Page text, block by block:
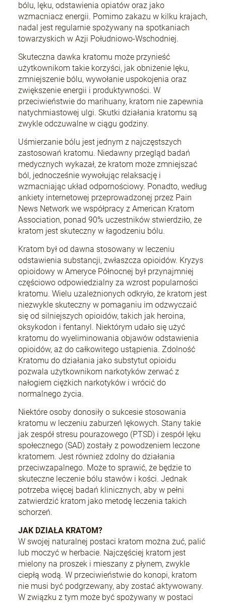
+Speed Auto
19,80 zł
DO KOSZYKA
bólu, lęku, odstawienia opiatów oraz jako
wzmacniacz energii. Pomimo zakazu w kilku krajach,
nadal jest regularnie spożywany na spotkaniach
towarzyskich w Azji Południowo-Wschodniej.
Skuteczna dawka kratomu może przynieść
użytkownikom takie korzyści, jak obniżenie lęku,
zmniejszenie bólu, wywołanie uspokojenia oraz
zwiększenie energii i produktywności. W
przeciwieństwie do marihuany, kratom nie zapewnia
natychmiastowej ulgi. Skutki działania kratomu są
zwykle odczuwalne w ciągu godziny.
Uśmierzanie bólu jest jednym z najczęstszych
zastosowań kratomu. Niedawny przegląd badań
medycznych wykazał, że kratom może zmniejszać
ból, jednocześnie wywołując relaksację i
wzmacniając układ odpornościowy. Ponadto, według
ankiety internetowej przeprowadzonej przez Pain
News Network we współpracy z American Kratom
Association, ponad 90% uczestników stwierdziło, że
kratom jest skuteczny w łagodzeniu bólu.
Kratom był od dawna stosowany w leczeniu
odstawienia substancji, zwłaszcza opioidów. Kryzys
opioidowy w Ameryce Północnej był przynajmniej
częściowo odpowiedzialny za wzrost popularności
kratomu. Wielu uzależnionych odkryło, że kratom jest
niezwykle skuteczny w pomaganiu im odzwyczaić
się od silniejszych opioidów, takich jak heroina,
oksykodon i fentanyl. Niektórym udało się użyć
kratomu do wyeliminowania objawów odstawienia
opioidów, aż do całkowitego ustąpienia. Zdolność
Kratomu do działania jako substytut opioidu
pozwala użytkownikom narkotyków zerwać z
nałogiem ciężkich narkotyków i wrócić do
normalnego życia.
Niektóre osoby donosiły o sukcesie stosowania
kratomu w leczeniu zaburzeń lękowych. Stany takie
jak zespół stresu pourazowego (PTSD) i zespół lęku
społecznego (SAD) zostały z powodzeniem leczone
kratomem. Jest również zdolny do działania
przeciwzapalnego. Może to sprawić, że będzie to
skuteczne leczenie bólu stawów i kości. Jednak
potrzeba więcej badań klinicznych, aby w pełni
zatwierdzić kratom jako metodę leczenia takich
schorzeń.
JAK DZIAŁA KRATOM?
W swojej naturalnej postaci kratom można żuć, palić
lub moczyć w herbacie. Najczęściej kratom jest
mielony na proszek i mieszany z płynem, zwykle
ciepłą wodą. W przeciwieństwie do konopi, kratom
nie musi być podgrzewany, aby zostać aktywowany.
W związku z tym może być spożywany w postaci